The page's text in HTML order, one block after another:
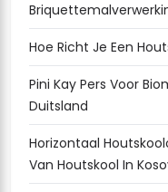
Hoe Richt Je Een
Pini Kay Pers Voor
Duitsland
Horizontaal
Van Houtskool In